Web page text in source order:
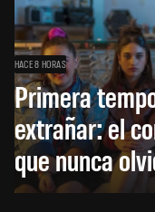
HACE 8 HORAS
Primera
extrañar: el
que nunca